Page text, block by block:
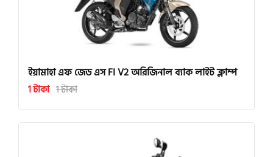
ইয়ামাহা এফ জেড এস FI V2 অরিজিনাল ব্যাক লাইট ক্লাম্প
1 টাকা 1 টাকা